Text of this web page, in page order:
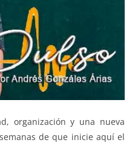
organización y una nueva
de que inicie aquí el